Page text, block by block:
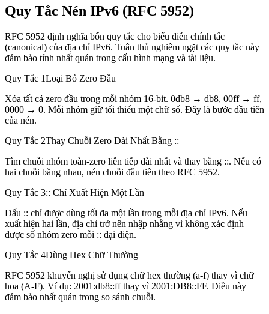
Quy Tắc Nén IPv6 (RFC 5952)
RFC 5952 định nghĩa bốn quy tắc cho biểu diễn chính tắc
(canonical) của địa chỉ IPv6. Tuân thủ nghiêm ngặt các quy tắc này
đảm bảo tính nhất quán trong cấu hình mạng và tài liệu.
Quy Tắc 1Loại Bỏ Zero Đầu
Xóa tất cả zero đầu trong mỗi nhóm 16-bit. 0db8 → db8, 00ff → ff,
0000 → 0. Mỗi nhóm giữ tối thiểu một chữ số. Đây là bước đầu tiên
của nén.
Quy Tắc 2Thay Chuỗi Zero Dài Nhất Bằng ::
Tìm chuỗi nhóm toàn-zero liên tiếp dài nhất và thay bằng ::. Nếu có
hai chuỗi bằng nhau, nén chuỗi đầu tiên theo RFC 5952.
Quy Tắc 3:: Chỉ Xuất Hiện Một Lần
Dấu :: chỉ được dùng tối đa một lần trong mỗi địa chỉ IPv6. Nếu
xuất hiện hai lần, địa chỉ trở nên nhập nhằng vì không xác định
được số nhóm zero mỗi :: đại diện.
Quy Tắc 4Dùng Hex Chữ Thường
RFC 5952 khuyến nghị sử dụng chữ hex thường (a-f) thay vì chữ
hoa (A-F). Ví dụ: 2001:db8::ff thay vì 2001:DB8::FF. Điều này
đảm bảo nhất quán trong so sánh chuỗi.